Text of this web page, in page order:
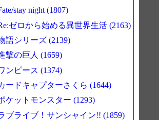
stay night (1807)
ゼロから始める異世界生活 (2163)
語シリーズ (2139)
撃の巨人 (1659)
ンピース (1374)
ードキャプターさくら (1644)
ケットモンスター (1293)
ブライブ！サンシャイン!! (1859)